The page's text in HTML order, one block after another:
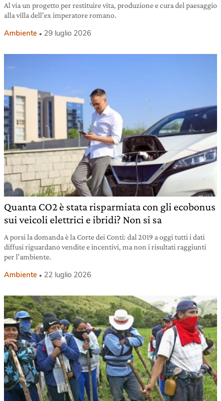
Al via un progetto per restituire vita, produzione e cura del paesaggio
alla villa dell’ex imperatore romano.
Ambiente 29 luglio 2026
Quanta CO2 è stata risparmiata con gli ecobonus
sui veicoli elettrici e ibridi? Non si sa
A porsi la domanda è la Corte dei Conti: dal 2019 a oggi tutti i dati
diffusi riguardano vendite e incentivi, ma non i risultati raggiunti
per l’ambiente.
Ambiente 22 luglio 2026